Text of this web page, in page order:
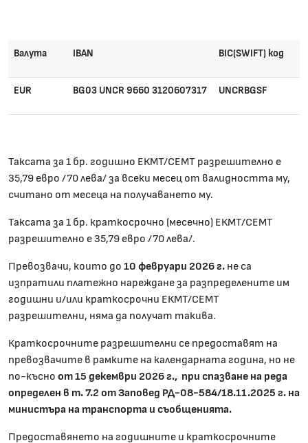
Валута IBAN BIC(SWIFT) код
EUR BG03 UNCR 9660 3120607317 UNCRBGSF
Таксата за 1 бр. годишно ЕКМТ/СЕМТ разрешително е
35,79 евро /70 лева/ за всеки месец от валидността му,
считано от месеца на получаването му.
Таксата за 1 бр. краткосрочно (месечно) ЕКМТ/СЕМТ
разрешително е 35,79 евро /70 лева/.
Превозвачи, които до 10 февруари 2026г. не са
изпратили платежно нареждане за разпределените им
годишни и/или краткосрочни ЕКМТ/СЕМТ
разрешителни, няма да получат такива.
Краткосрочните разрешителни се предоставят на
превозвачите в рамките на календарната година, но не
по-късно от 15 декември 2026 г., при спазване на реда
определен в т. 7.2 от Заповед РД-08-584/18.11.2025 г. на
министъра на транспорта и съобщенията.
Предоставянето на годишните и краткосрочните